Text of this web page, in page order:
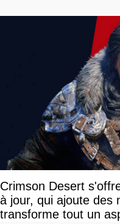
Crimson Desert
à jour, qui ajoute des
transforme tout un